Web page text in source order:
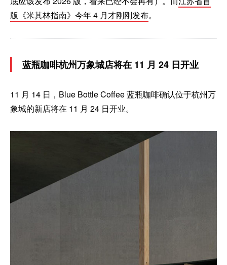
版《米其林指南》今年 4 月才刚刚发布。
蓝瓶咖啡杭州万象城店将在 11 月 24 日开业
11 月 14 日，Blue Bottle Coffee 蓝瓶咖啡确认位于杭州万
象城的新店将在 11 月 24 日开业。